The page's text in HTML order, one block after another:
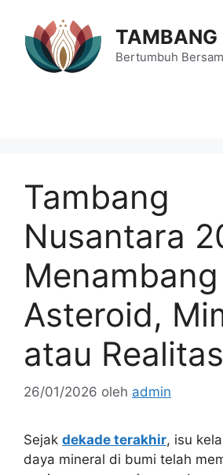
TAMBANG
Bertumbuh
Tambang
Nusantara
Menambang
Asteroid,
atau
26/01/2026 oleh admin
Sejak dekade terakhir, isu
daya mineral di bumi telah